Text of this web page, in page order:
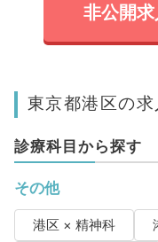
非公開
東京都港区の
診療科目から探す
その他
港区 × 精神科